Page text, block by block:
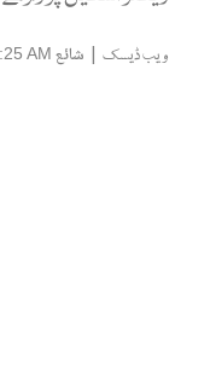
ویب ڈیسک | شائع AM